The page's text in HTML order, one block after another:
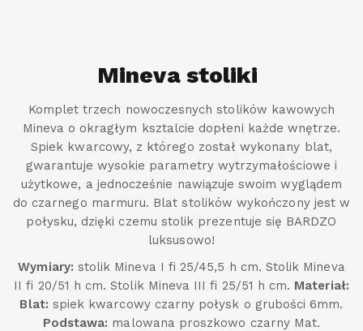
Mineva stoliki
Komplet trzech nowoczesnych stolików kawowych
Mineva o okragłym ksztalcie dopłeni każde wnętrze.
Spiek kwarcowy, z którego został wykonany blat,
gwarantuje wysokie parametry wytrzymałościowe i
użytkowe, a jednocześnie nawiązuje swoim wyglądem
do czarnego marmuru. Blat stolików wykończony jest w
połysku, dzięki czemu stolik prezentuje się BARDZO
luksusowo!
Wymiary: stolik Mineva I fi 25/45,5 h cm. Stolik Mineva
II fi 20/51 h cm. Stolik Mineva III fi 25/51 h cm. Materiał:
Blat: spiek kwarcowy czarny połysk o grubości 6mm.
Podstawa: malowana proszkowo czarny Mat.